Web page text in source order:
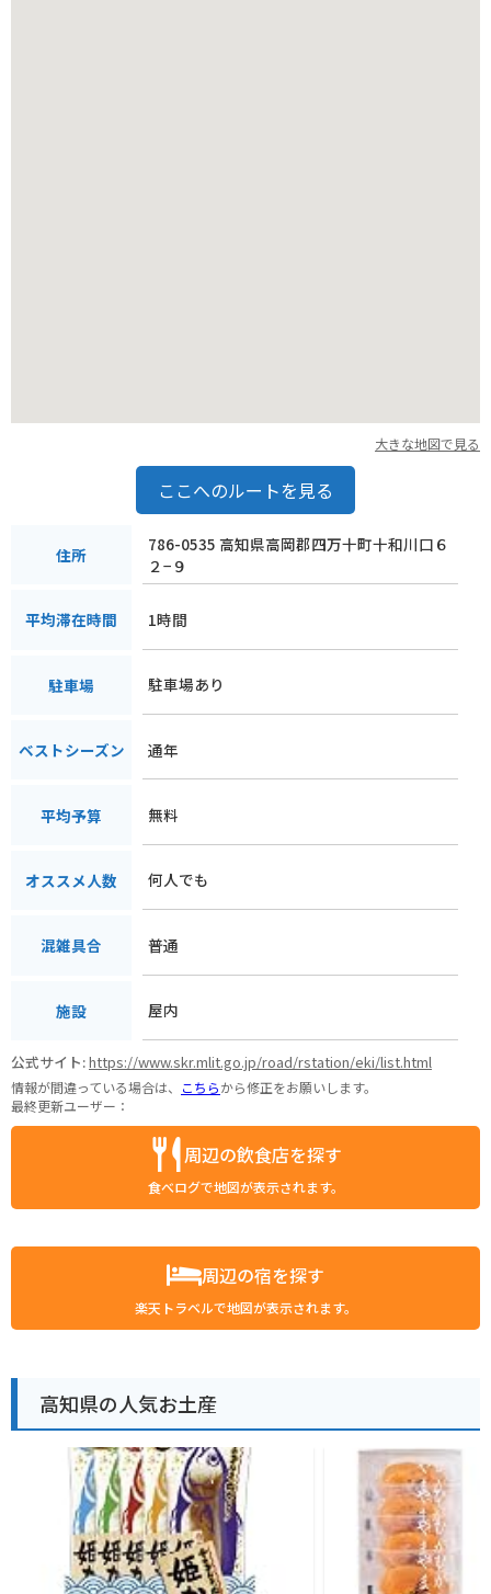
大きな地図で見る
ここへのルートを見る
住所
786-0535 高知県高岡郡四万十町十和川口６
２−９
平均滞在時間 1時間
駐車場 駐車場あり
ベストシーズン 通年
平均予算 無料
オススメ人数 何人でも
混雑具合 普通
施設 屋内
公式サイト:https://www.skr.mlit.go.jp/road/rstation/eki/list.html
情報が間違っている場合は、 こちらから修正をお願いします。
最終更新ユーザー：
周辺の飲食店を探す
食べログで地図が表示されます。
周辺の宿を探す
楽天トラベルで地図が表示されます。
高知県の人気お土産